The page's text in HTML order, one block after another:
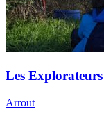
Les
Arrout